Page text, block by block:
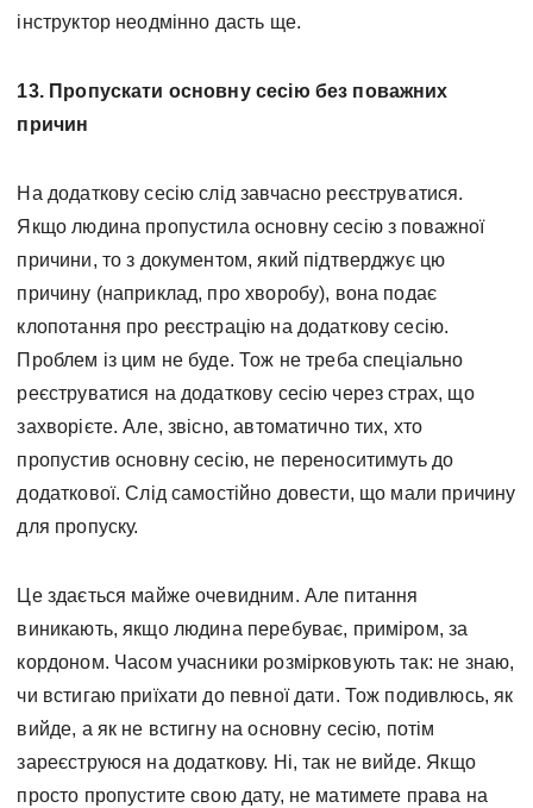
інструктор неодмінно дасть ще.
13. Пропускати основну сесію без поважних
причин
На додаткову сесію слід завчасно реєструватися.
Якщо людина пропустила основну сесію з поважної
причини, то з документом, який підтверджує цю
причину (наприклад, про хворобу), вона подає
клопотання про реєстрацію на додаткову сесію.
Проблем із цим не буде. Тож не треба спеціально
реєструватися на додаткову сесію через страх, що
захворієте. Але, звісно, автоматично тих, хто
пропустив основну сесію, не переноситимуть до
додаткової. Слід самостійно довести, що мали причину
для пропуску.
Це здається майже очевидним. Але питання
виникають, якщо людина перебуває, приміром, за
кордоном. Часом учасники розмірковують так: не знаю,
чи встигаю приїхати до певної дати. Тож подивлюсь, як
вийде, а як не встигну на основну сесію, потім
зареєструюся на додаткову. Ні, так не вийде. Якщо
просто пропустите свою дату, не матимете права на